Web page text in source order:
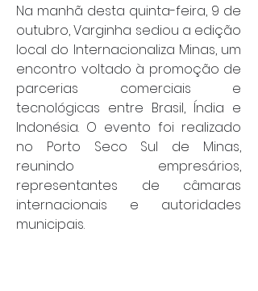
Na manhã desta quinta-feira, 9 de
outubro, Varginha sediou a edição
local do Internacionaliza Minas, um
encontro voltado à promoção de
parcerias comerciais e
tecnológicas entre Brasil, Índia e
Indonésia. O evento foi realizado
no Porto Seco Sul de Minas,
reunindo empresários,
representantes de câmaras
internacionais e autoridades
municipais.